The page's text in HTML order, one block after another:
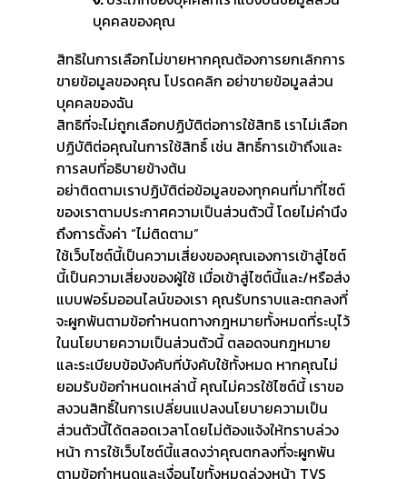
บุคคลของคุณ
สิทธิในการเลือกไม่ขายหากคุณต้องการยกเลิกการ
ขายข้อมูลของคุณ โปรดคลิก อย่าขายข้อมูลส่วน
บุคคลของฉัน
สิทธิที่จะไม่ถูกเลือกปฏิบัติต่อการใช้สิทธิ เราไม่เลือก
ปฏิบัติต่อคุณในการใช้สิทธิ์ เช่น สิทธิ์การเข้าถึงและ
การลบที่อธิบายข้างต้น
อย่าติดตามเราปฏิบัติต่อข้อมูลของทุกคนที่มาที่ไซต์
ของเราตามประกาศความเป็นส่วนตัวนี้ โดยไม่คำนึง
ถึงการตั้งค่า “ไม่ติดตาม”
ใช้เว็บไซต์นี้เป็นความเสี่ยงของคุณเองการเข้าสู่ไซต์
นี้เป็นความเสี่ยงของผู้ใช้ เมื่อเข้าสู่ไซต์นี้และ/หรือส่ง
แบบฟอร์มออนไลน์ของเรา คุณรับทราบและตกลงที่
จะผูกพันตามข้อกำหนดทางกฎหมายทั้งหมดที่ระบุไว้
ในนโยบายความเป็นส่วนตัวนี้ ตลอดจนกฎหมาย
และระเบียบข้อบังคับที่บังคับใช้ทั้งหมด หากคุณไม่
ยอมรับข้อกำหนดเหล่านี้ คุณไม่ควรใช้ไซต์นี้ เราขอ
สงวนสิทธิ์ในการเปลี่ยนแปลงนโยบายความเป็น
ส่วนตัวนี้ได้ตลอดเวลาโดยไม่ต้องแจ้งให้ทราบล่วง
หน้า การใช้เว็บไซต์นี้แสดงว่าคุณตกลงที่จะผูกพัน
ตามข้อกำหนดและเงื่อนไขทั้งหมดล่วงหน้า TVS